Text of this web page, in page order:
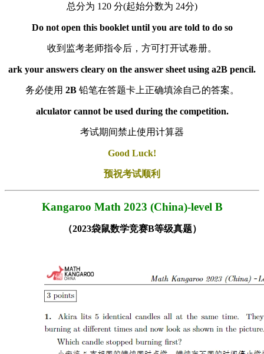
总分为 120 分(起始分数为 24分)
Do not open this booklet until you are told to do so
收到监考老师指令后，方可打开试卷册。
ark your answers cleary on the answer sheet using a2B pencil.
务必使用 2B铅笔在答题卡上正确填涂自己的答案。
alculator cannot be used during the competition.
考试期间禁止使用计算器
Good Luck!
预祝考试顺利
Kangaroo Math 2023 (China)-level B
（2023袋鼠数学竞赛B等级真题）